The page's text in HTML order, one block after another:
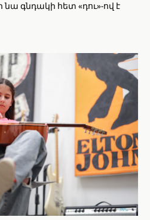
նա գնդակի հետ «դու»-ով է